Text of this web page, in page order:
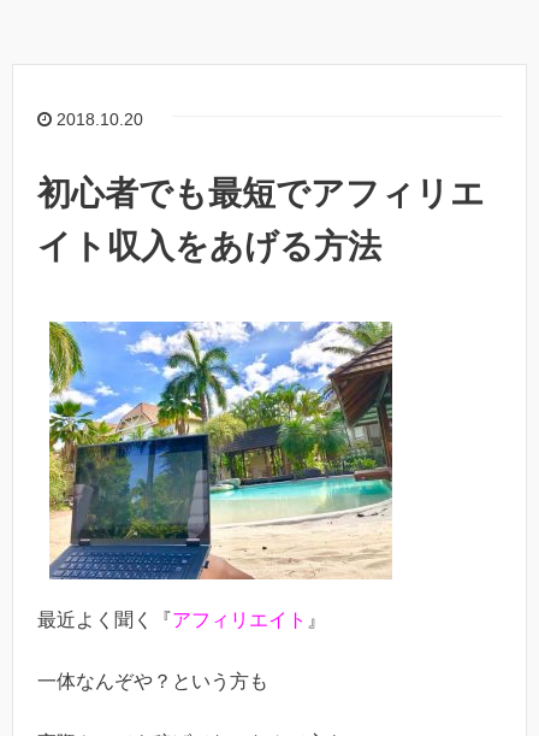
2018.10.20
初心者でも最短でアフィリエ
イト収入をあげる方法
最近よく聞く『アフィリエイト 』
一体なんぞや？という方も